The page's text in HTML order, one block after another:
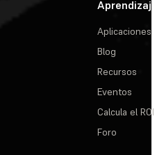
Aprendizaje
Aplicaciones
Blog
Recursos
Eventos
Calcula el ROI
Foro